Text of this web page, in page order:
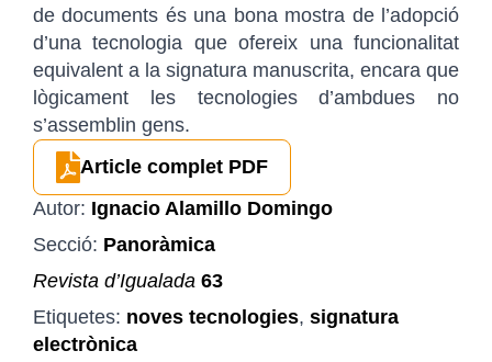
de documents és una bona mostra de l’adopció
d’una tecnologia que ofereix una funcionalitat
equivalent a la signatura manuscrita, encara que
lògicament les tecnologies d’ambdues no
s’assemblin gens.
Article complet PDF
Autor: Ignacio Alamillo Domingo
Secció: Panoràmica
Revista d’Igualada 63
Etiquetes: noves tecnologies, signatura
electrònica